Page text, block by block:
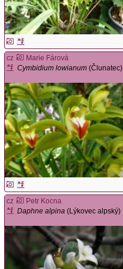
cz
Marie Fárová
Cymbidium lowianum (Člunatec)
cz
Petr Kocna
Daphne alpina (Lýkovec alpský)